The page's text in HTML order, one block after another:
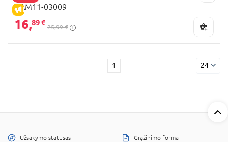
IŠPARDAVIMAS
KAM11-03009
16,89 €
25,99 €
1 24
Užsakymo statusas Grąžinimo forma